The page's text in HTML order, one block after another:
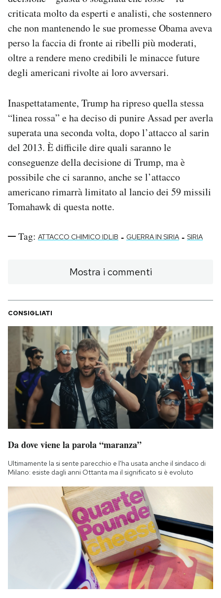
criticata molto da esperti e analisti, che sostennero
che non mantenendo le sue promesse Obama aveva
perso la faccia di fronte ai ribelli più moderati,
oltre a rendere meno credibili le minacce future
degli americani rivolte ai loro avversari.
Inaspettatamente, Trump ha ripreso quella stessa
“linea rossa” e ha deciso di punire Assad per averla
superata una seconda volta, dopo l’attacco al sarin
del 2013. È difficile dire quali saranno le
conseguenze della decisione di Trump, ma è
possibile che ci saranno, anche se l’attacco
americano rimarrà limitato al lancio dei 59 missili
Tomahawk di questa notte.
Tag: ATTACCO CHIMICO IDLIB - GUERRA IN SIRIA - SIRIA
Mostra i commenti
CONSIGLIATI
Da dove viene la parola “maranza”
Ultimamente la si sente parecchio e l'ha usata anche il sindaco di
Milano: esiste dagli anni Ottanta ma il significato si è evoluto